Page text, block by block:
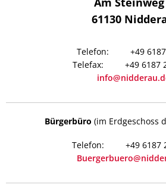
61130
+49
+49 6187
Bürgerbüro (im Erdgeschoss
+49 6187